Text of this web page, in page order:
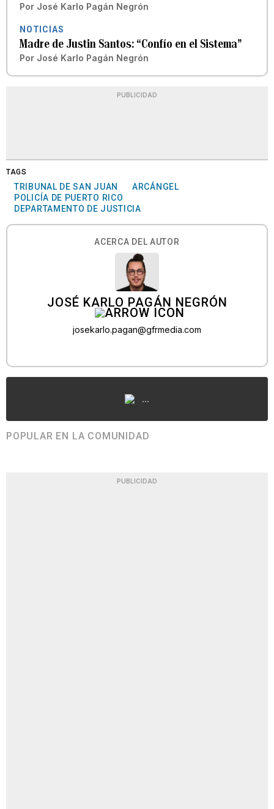
Por José Karlo Pagán Negrón
NOTICIAS
Madre de Justin Santos: “Confío en el Sistema”
Por José Karlo Pagán Negrón
PUBLICIDAD
TAGS
TRIBUNAL DE SAN JUAN
ARCÁNGEL
POLICÍA DE PUERTO RICO
DEPARTAMENTO DE JUSTICIA
ACERCA DEL AUTOR
JOSÉ KARLO PAGÁN NEGRÓN
josekarlo.pagan@gfrmedia.com
...
POPULAR EN LA COMUNIDAD
PUBLICIDAD